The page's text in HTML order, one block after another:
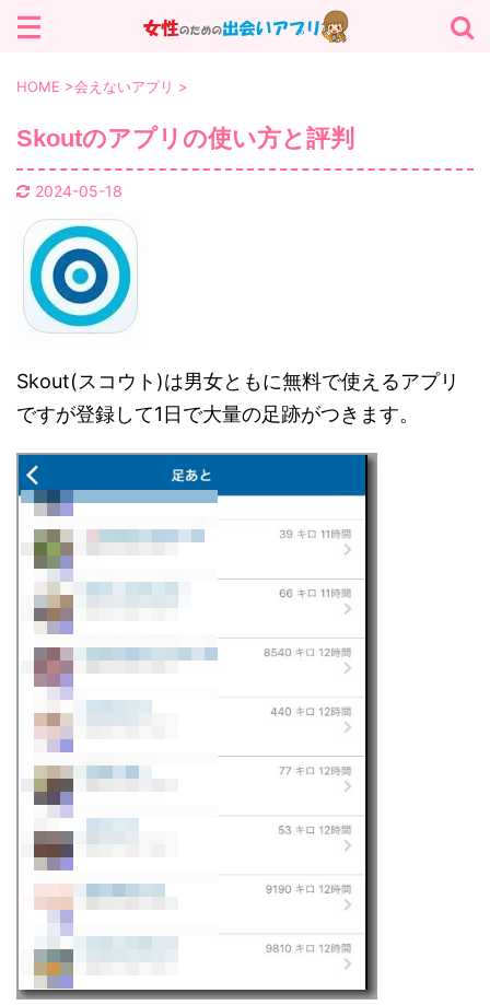
サイト内を検索する
カテゴリー
パパ活 (13)
マッチングアプリ (13)
会えないアプリ (25)
出会いアプリ (19)
HOME >会えないアプリ >
Skoutのアプリの使い方と評判
2024-05-18
Skout(スコウト)は男女ともに無料で使えるアプリ
ですが登録して1日で大量の足跡がつきます。